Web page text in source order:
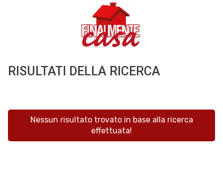
RISULTATI DELLA RICERCA
Nessun risultato trovato in base alla ricerca
effettuata!